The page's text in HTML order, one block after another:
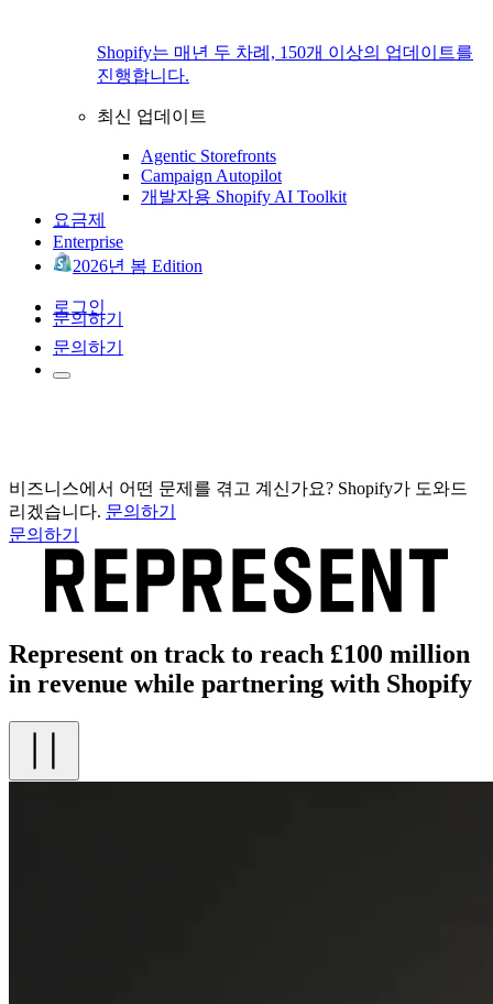
Shopify는 매년 두 차례, 150개 이상의 업데이트를
진행합니다.
최신 업데이트
Agentic Storefronts
Campaign Autopilot
개발자용 Shopify AI Toolkit
요금제
Enterprise
2026년 봄 Edition
로그인
문의하기
문의하기
비즈니스에서 어떤 문제를 겪고 계신가요? Shopify가 도와드
리겠습니다. 문의하기
문의하기
Represent on track to reach £100 million
in revenue while partnering with Shopify